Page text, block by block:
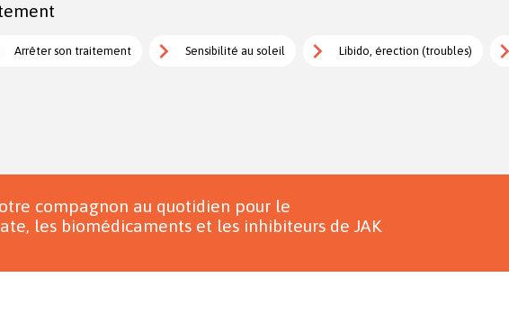
Arrêter son traitement Sensibilité au soleil Libido, érection (troubles)
compagnon au quotidien pour le
les biomédicaments et les inhibiteurs de JAK